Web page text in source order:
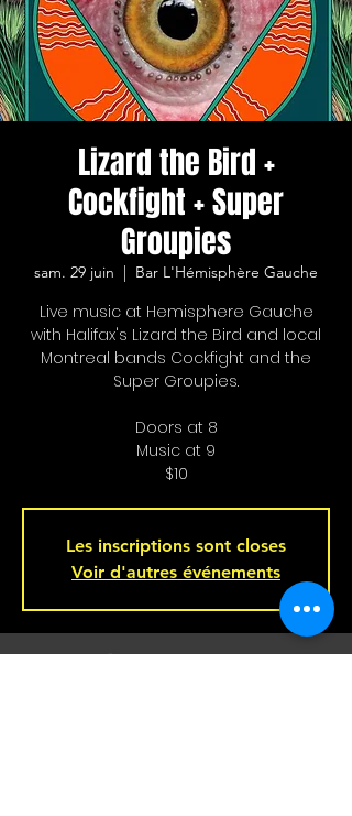
Lizard the Bird +
Cockfight + Super
Groupies
sam. 29 juin Bar L'Hémisphère Gauche
Live music at Hemisphere Gauche
with Halifax's Lizard the Bird and local
Montreal bands Cockfight and the
Super Groupies.
Doors at 8
Music at 9
$10
Les inscriptions sont closes
Voir d'autres événements
Heure et lieu